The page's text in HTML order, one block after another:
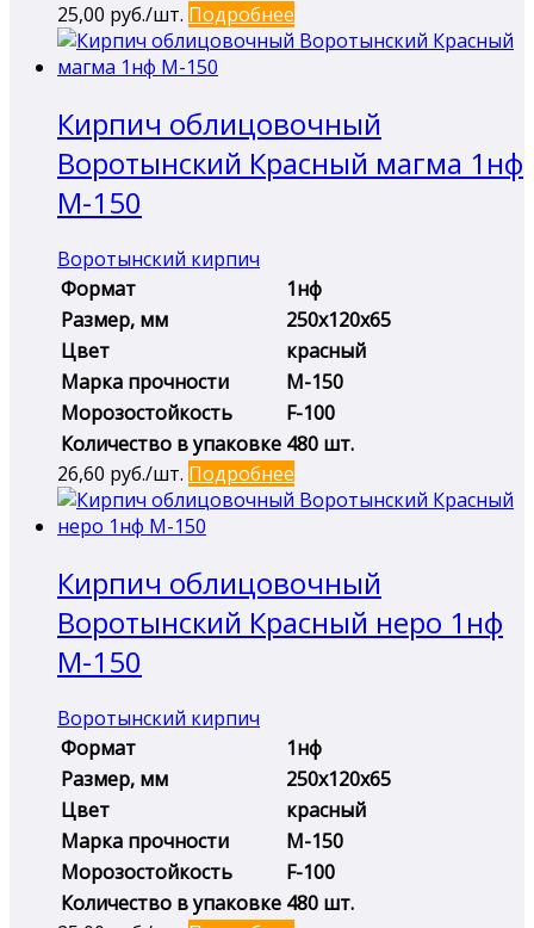
25,00 руб./шт. Подробнее
Кирпич облицовочный
Воротынский Красный магма 1нф
М-150
Воротынский кирпич
Формат
1нф
Размер, мм
250х120х65
Цвет
красный
Марка прочности
М-150
Морозостойкость
F-100
Количество в упаковке 480 шт.
26,60 руб./шт. Подробнее
Кирпич облицовочный
Воротынский Красный неро 1нф
М-150
Воротынский кирпич
Формат
1нф
Размер, мм
250х120х65
Цвет
красный
Марка прочности
М-150
Морозостойкость
F-100
Количество в упаковке 480 шт.